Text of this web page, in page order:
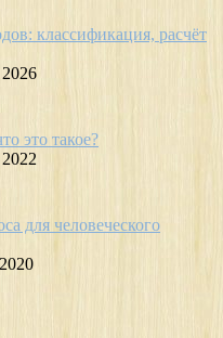
классификация, расчёт
это такое?
для человеческого